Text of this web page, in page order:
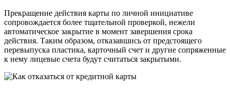
Прекращение действия карты по личной инициативе
сопровождается более тщательной проверкой, нежели
автоматическое закрытие в момент завершения срока
действия. Таким образом, отказавшись от предстоящего
перевыпуска пластика, карточный счет и другие сопряженные
к нему лицевые счета будут считаться закрытыми.